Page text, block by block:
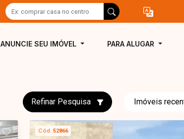
ANUNCIE SEU IMÓVEL PARA ALUGAR
Refinar Pesquisa
Cód. 52866